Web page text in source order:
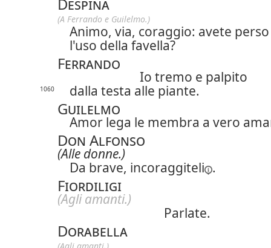
Despina
(A Ferrando e Guilelmo.)
Animo, via, coraggio: avete perso
l'uso della favella?
Ferrando
Io tremo e palpito
1060 dalla testa alle piante.
Guilelmo
Amor lega le membra a vero
Don Alfonso
(Alle donne.)
Da brave, incoraggiteli .
Fiordiligi
(Agli amanti.)
Parlate.
Dorabella